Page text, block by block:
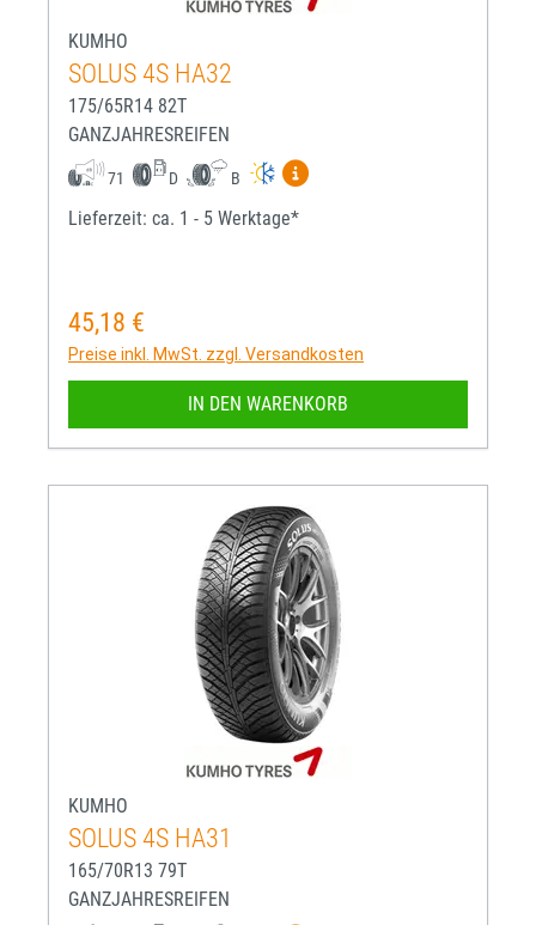
KUMHO
SOLUS 4S HA32
175/65R14 82T
GANZJAHRESREIFEN
71 D B
Mehr Informationen zum
Lieferzeit: ca. 1 - 5 Werktage*
Regulärer Preis:
45,18 €
Preise inkl. MwSt. zzgl. Versandkosten
IN DEN WARENKORB
KUMHO
SOLUS 4S HA31
165/70R13 79T
GANZJAHRESREIFEN